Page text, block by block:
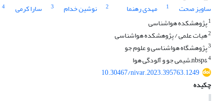
ساویز صحت
1 مهدی رهنما 2 نوشین خدام 3 سارا کرمی 4
1پژوهشکده هواشناسی
2هیات علمی / پژوهشکده هواشناسی
3پژوهشگاه هواشناسی و علوم جو
4&nbsp;شیمی جو و آلودگی هوا
10.30467/nivar.2023.395763.1249
چکیده